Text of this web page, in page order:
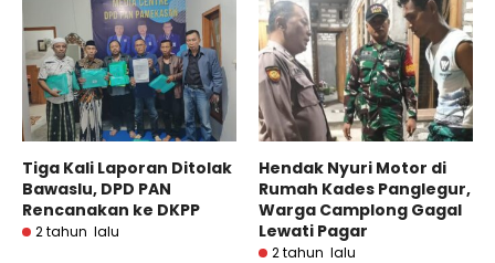
Tiga Kali Laporan Ditolak
Bawaslu, DPD PAN
Rencanakan ke DKPP
2 tahun lalu
Hendak Nyuri Motor di
Rumah Kades Panglegur,
Warga Camplong Gagal
Lewati Pagar
2 tahun lalu